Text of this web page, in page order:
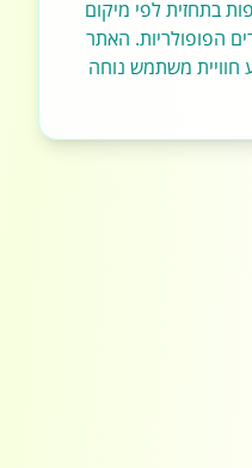
בתחזית לפי מיקום
הפופולריות. האתר
חוויית משתמש נוחה